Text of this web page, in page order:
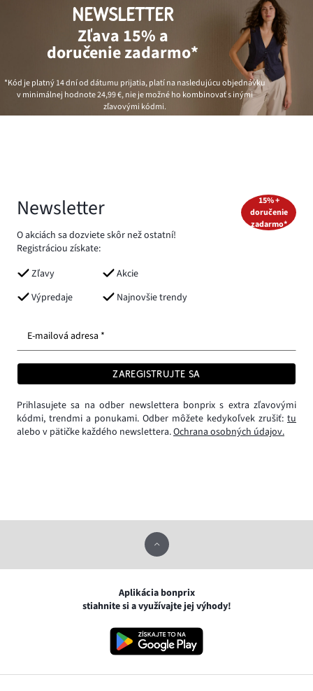
NEWSLETTER
Zľava 15% a
doručenie zadarmo*
*Kód je platný 14 dní od dátumu prijatia, platí na nasledujúcu objednávku
v minimálnej hodnote24,99 €, nie je možné ho kombinovať s inými
zľavovými kódmi.
Newsletter
O akciách sa dozviete skôr než ostatní!
Registráciou získate:
Zľavy
Akcie
Výpredaje
Najnovšie trendy
15% +
doručenie
zadarmo*
E-mailová adresa *
ZAREGISTRUJTE SA
Prihlasujete sa na odber newslettera bonprix s extra zľavovými
kódmi, trendmi a ponukami. Odber môžete kedykoľvek zrušiť: tu
alebo v pätičke každého newslettera.Ochrana osobných údajov.
Aplikácia bonprix
stiahnite si a využívajte jej výhody!